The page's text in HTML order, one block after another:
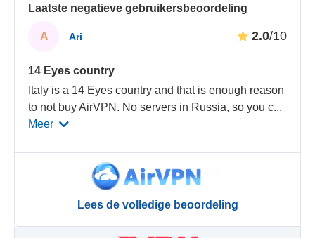
Laatste negatieve gebruikersbeoordeling
A Ari 2.0/10
14 Eyes country
Italy is a 14 Eyes country and that is enough reason
to not buy AirVPN. No servers in Russia, so you c...
Meer
Lees de volledige beoordeling